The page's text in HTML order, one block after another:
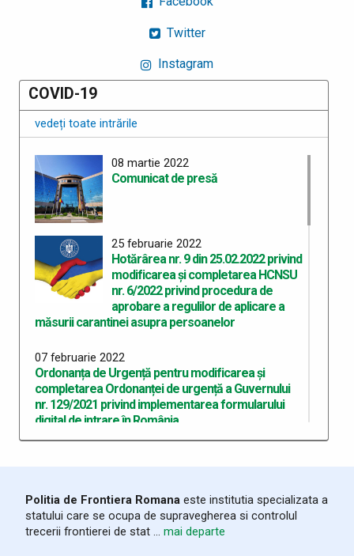
Twitter
Instagram
COVID-19
vedeți toate intrările
08 martie 2022
Comunicat de presă
25 februarie 2022
Hotărârea nr. 9 din 25.02.2022 privind
modificarea și completarea HCNSU
nr. 6/2022 privind procedura de
aprobare a regulilor de aplicare a
măsurii carantinei asupra persoanelor
07 februarie 2022
Ordonanța de Urgență pentru modificarea și
completarea Ordonanței de urgență a Guvernului
nr. 129/2021 privind implementarea formularului
digital de intrare în România
punerea în aplicare a cadrului european privind
COVID
Politia de Frontiera Romana este institutia specializata a
statului care se ocupa de supravegherea si controlul
trecerii frontierei de stat ... mai departe